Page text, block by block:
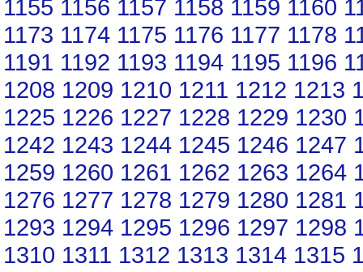
1155 1156 1157 1158 1159 1160
1173 1174 1175 1176 1177 1178
1191 1192 1193 1194 1195 1196
1208 1209 1210 1211 1212 1213
1225 1226 1227 1228 1229 1230
1242 1243 1244 1245 1246 1247
1259 1260 1261 1262 1263 1264
1276 1277 1278 1279 1280 1281
1293 1294 1295 1296 1297 1298
1310 1311 1312 1313 1314 1315